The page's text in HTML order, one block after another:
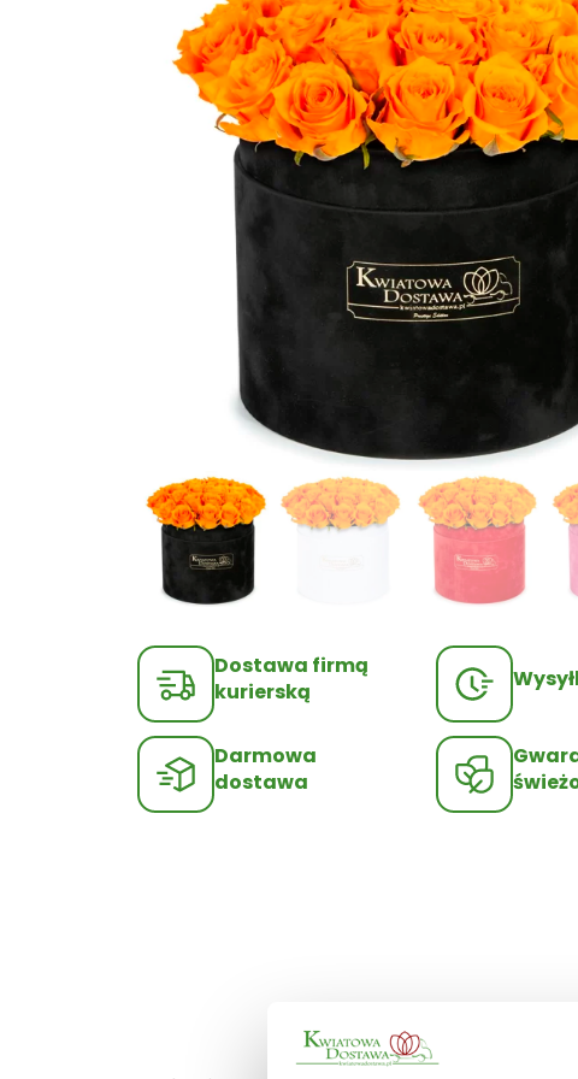
Dostawa firmą
kurierską
Darmowa
dostawa